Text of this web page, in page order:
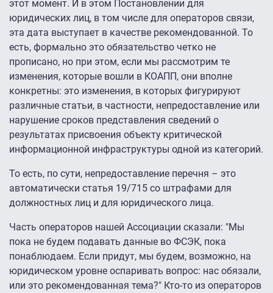
этот момент. И в этом Постановлении для
юридических лиц, в том числе для операторов связи,
эта дата выступает в качестве рекомендованной. То
есть, формально это обязательство четко не
прописано, но при этом, если мы рассмотрим те
изменения, которые вошли в КОАПП, они вполне
конкретны: это изменения, в которых фигурируют
различные статьи, в частности, непредоставление или
нарушение сроков представления сведений о
результатах присвоения объекту критической
информационной инфраструктуры одной из категорий.
То есть, по сути, непредоставление перечня – это
автоматически статья 19/715 со штрафами для
должностных лиц и для юридического лица.
Часть операторов нашей Ассоциации сказали: "Мы
пока не будем подавать данные во ФСЭК, пока
понаблюдаем. Если придут, мы будем, возможно, на
юридическом уровне оспаривать вопрос: нас обязали,
или это рекомендованная тема?" Кто-то из операторов